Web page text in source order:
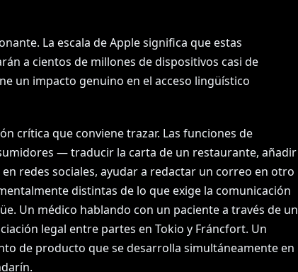
La escala de Apple significa que estas
a cientos de millones de dispositivos casi de
un impacto genuino en el acceso lingüístico
crítica que conviene trazar. Las funciones de
— traducir la carta de un restaurante, añadir
redes sociales, ayudar a redactar un correo en otro
distintas de lo que exige la comunicación
Un médico hablando con un paciente a través de un
legal entre partes en Tokio y Fráncfort. Un
de producto que se desarrolla simultáneamente en